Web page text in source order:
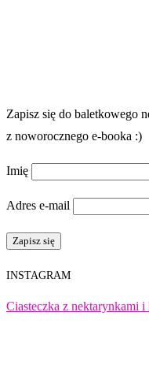
Zapisz się do baletkowego
z noworocznego e-booka :)
Imię
Adres e-mail
INSTAGRAM
Ciasteczka z nektarynkami